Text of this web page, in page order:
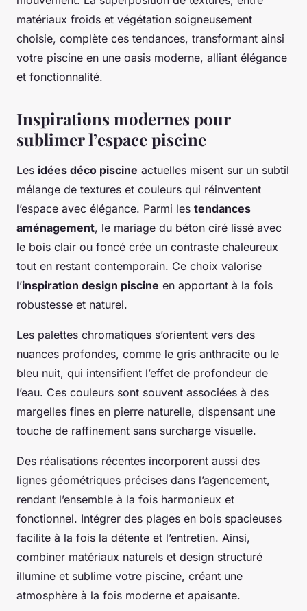
matériaux froids et végétation soigneusement
choisie, complète ces tendances, transformant ainsi
votre piscine en une oasis moderne, alliant élégance
et fonctionnalité.
Inspirations modernes pour
sublimer l’espace piscine
Les idées déco piscine actuelles misent sur un subtil
mélange de textures et couleurs qui réinventent
l’espace avec élégance. Parmi les tendances
aménagement, le mariage du béton ciré lissé avec
le bois clair ou foncé crée un contraste chaleureux
tout en restant contemporain. Ce choix valorise
l’inspiration design piscine en apportant à la fois
robustesse et naturel.
Les palettes chromatiques s’orientent vers des
nuances profondes, comme le gris anthracite ou le
bleu nuit, qui intensifient l’effet de profondeur de
l’eau. Ces couleurs sont souvent associées à des
margelles fines en pierre naturelle, dispensant une
touche de raffinement sans surcharge visuelle.
Des réalisations récentes incorporent aussi des
lignes géométriques précises dans l’agencement,
rendant l’ensemble à la fois harmonieux et
fonctionnel. Intégrer des plages en bois spacieuses
facilite à la fois la détente et l’entretien. Ainsi,
combiner matériaux naturels et design structuré
illumine et sublime votre piscine, créant une
atmosphère à la fois moderne et apaisante.